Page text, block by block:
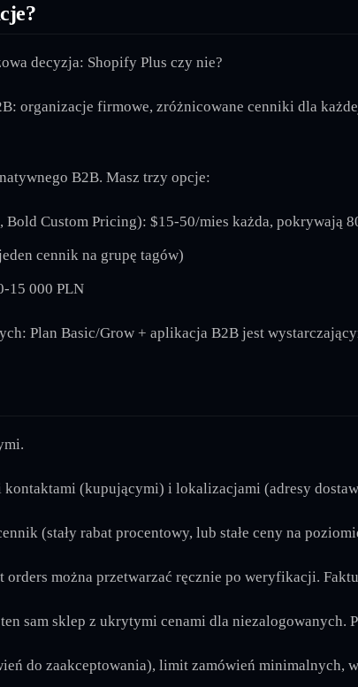
decyzja: Shopify Plus czy nie?
organizacje firmowe, zróżnicowane cenniki dla
B2B. Masz trzy opcje:
Custom Pricing): $15-50/mies każda, pokrywają
cennik na grupę tagów)
15 000 PLN
Plan Basic/Grow + aplikacja B2B jest
(kupującymi) i lokalizacjami (adresy
(stały rabat procentowy, lub stałe ceny na
orders można przetwarzać ręcznie po weryfikacji.
sam sklep z ukrytymi cenami dla niezalogowanych.
do zaakceptowania), limit zamówień minimalnych,